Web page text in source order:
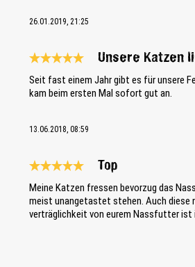
26.01.2019, 21:25
Unsere Katzen
Seit fast einem Jahr gibt es für unsere
kam beim ersten Mal sofort gut an.
13.06.2018, 08:59
Top
Meine Katzen fressen bevorzug das
meist unangetastet stehen. Auch diese
verträglichkeit von eurem Nassfutter ist